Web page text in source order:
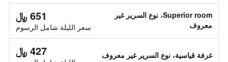
Superior room، نوع السرير غير
معروف
651 ﷼
سعر الليلة شامل الرسوم
غرفة قياسية، نوع السرير غير معروف 427 ﷼